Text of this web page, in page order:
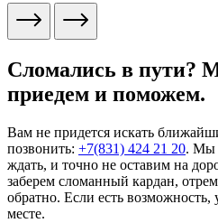
Сломались в пути?
приедем и поможем.
Вам не придется искать
позвонить: +7(831) 424 21 20. Мы
ждать, и точно не оставим на
заберем сломанный кардан,
обратно. Если есть
месте.